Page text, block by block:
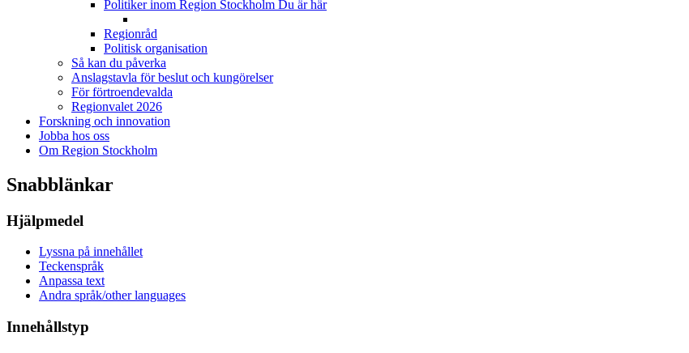
Politiker inom Region Stockholm Du är här
Regionråd
Politisk organisation
Så kan du påverka
Anslagstavla för beslut och kungörelser
För förtroendevalda
Regionvalet 2026
Forskning och innovation
Jobba hos oss
Om Region Stockholm
Snabblänkar
Hjälpmedel
Lyssna på innehållet
Teckenspråk
Anpassa text
Andra språk/other languages
Innehållstyp